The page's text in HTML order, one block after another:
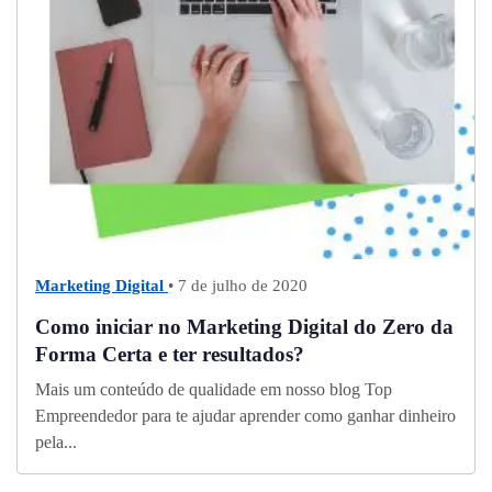
Marketing Digital • 7 de julho de 2020
Como iniciar no Marketing Digital do Zero da
Forma Certa e ter resultados?
Mais um conteúdo de qualidade em nosso blog Top
Empreendedor para te ajudar aprender como ganhar dinheiro
pela...